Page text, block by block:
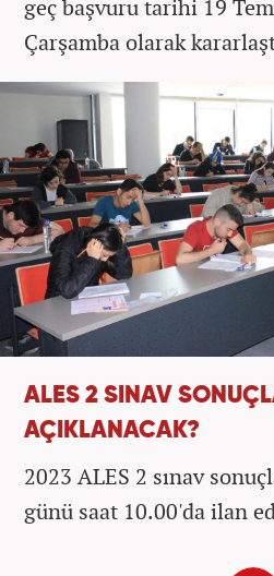
geç başvuru tarihi 19
Çarşamba olarak
ALES 2 SINAV
AÇIKLANACAK?
2023 ALES 2 sınav
günü saat 10.00'da ilan